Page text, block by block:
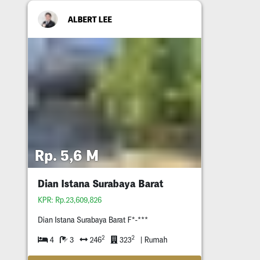
ALBERT LEE
Rp. 5,6 M
Dian Istana Surabaya Barat
KPR: Rp.23,609,826
Dian Istana Surabaya Barat F*-***
4 3 2462 3232 | Rumah